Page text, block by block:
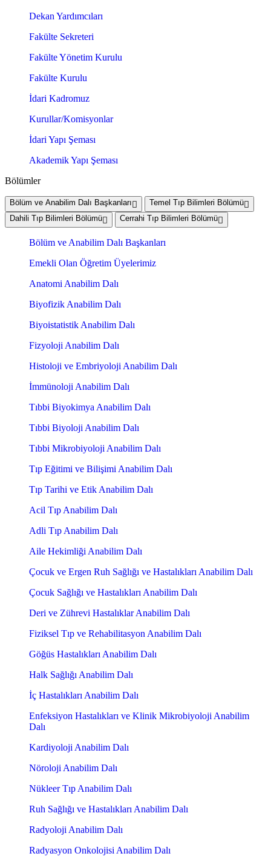
Dekan Yardımcıları
Fakülte Sekreteri
Fakülte Yönetim Kurulu
Fakülte Kurulu
İdari Kadromuz
Kurullar/Komisyonlar
İdari Yapı Şeması
Akademik Yapı Şeması
Bölümler
Bölüm ve Anabilim Dalı Başkanları
Temel Tıp Bilimleri Bölümü
Dahili Tıp Bilimleri Bölümü
Cerrahi Tıp Bilimleri Bölümü
Bölüm ve Anabilim Dalı Başkanları
Emekli Olan Öğretim Üyelerimiz
Anatomi Anabilim Dalı
Biyofizik Anabilim Dalı
Biyoistatistik Anabilim Dalı
Fizyoloji Anabilim Dalı
Histoloji ve Embriyoloji Anabilim Dalı
İmmünoloji Anabilim Dalı
Tıbbi Biyokimya Anabilim Dalı
Tıbbi Biyoloji Anabilim Dalı
Tıbbi Mikrobiyoloji Anabilim Dalı
Tıp Eğitimi ve Bilişimi Anabilim Dalı
Tıp Tarihi ve Etik Anabilim Dalı
Acil Tıp Anabilim Dalı
Adli Tıp Anabilim Dalı
Aile Hekimliği Anabilim Dalı
Çocuk ve Ergen Ruh Sağlığı ve Hastalıkları Anabilim Dalı
Çocuk Sağlığı ve Hastalıkları Anabilim Dalı
Deri ve Zührevi Hastalıklar Anabilim Dalı
Fiziksel Tıp ve Rehabilitasyon Anabilim Dalı
Göğüs Hastalıkları Anabilim Dalı
Halk Sağlığı Anabilim Dalı
İç Hastalıkları Anabilim Dalı
Enfeksiyon Hastalıkları ve Klinik Mikrobiyoloji Anabilim
Dalı
Kardiyoloji Anabilim Dalı
Nöroloji Anabilim Dalı
Nükleer Tıp Anabilim Dalı
Ruh Sağlığı ve Hastalıkları Anabilim Dalı
Radyoloji Anabilim Dalı
Radyasyon Onkolojisi Anabilim Dalı